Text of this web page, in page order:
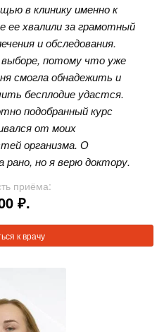
в клинику именно к
ее хвалили за грамотный
и обследования.
выборе, потому что уже
смогла обнадежить и
бесплодие удастся.
подобранный курс
от моих
организма. О
но я верю доктору.
приёма:
₽.
к врачу